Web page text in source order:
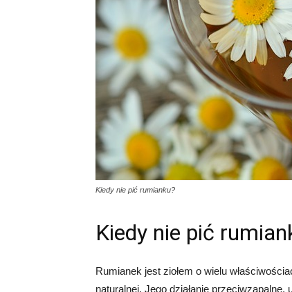
Kiedy nie pić rumianku?
Kiedy nie pić
Rumianek jest ziołem o wielu
naturalnej. Jego działanie